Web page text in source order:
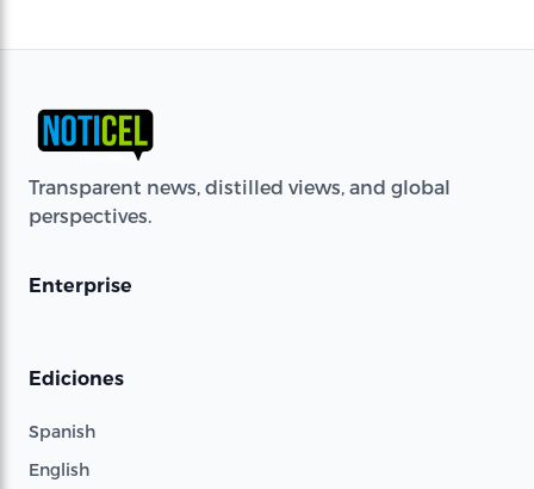
Transparent news, distilled views, and global
perspectives.
Enterprise
Ediciones
Spanish
English